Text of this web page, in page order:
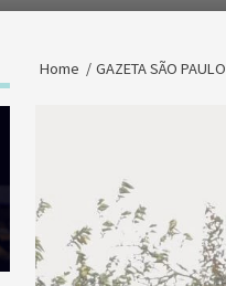
Home GAZETA SÃO PAULO